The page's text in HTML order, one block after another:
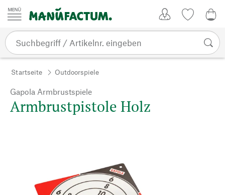
Zum Inhalt springen
Startseite Outdoorspiele
Gapola Armbrustspiele
Armbrustpistole Holz